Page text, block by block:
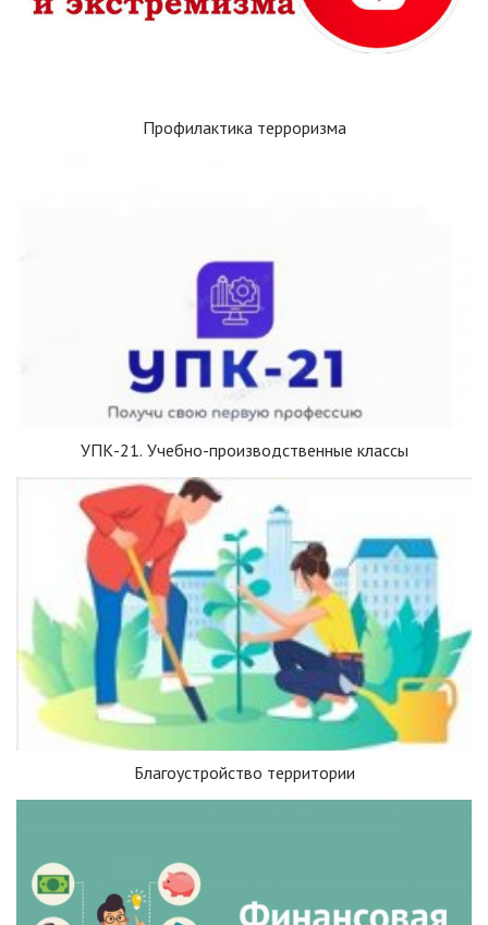
Профилактика терроризма
УПК-21. Учебно-производственные классы
Благоустройство территории